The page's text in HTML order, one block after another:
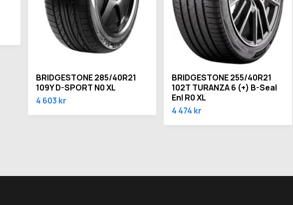
BRIDGESTONE 285/40R21
109Y D-SPORT N0 XL
4 603 kr
BRIDGESTONE 255/40R21
102T TURANZA 6 (+) B-Seal
Enl R0 XL
4 474 kr